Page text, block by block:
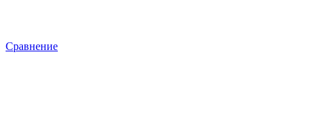
Сравнение